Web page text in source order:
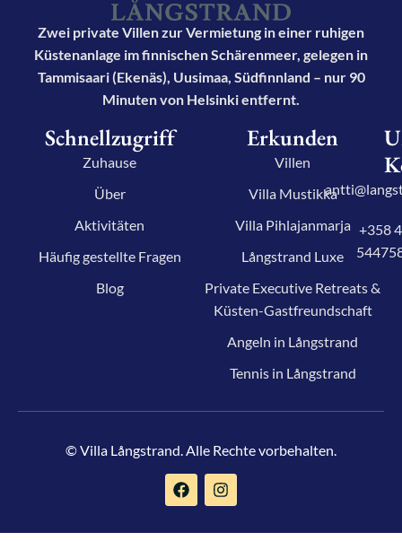
Zwei private Villen zur Vermietung in einer ruhigen
Küstenanlage im finnischen Schärenmeer, gelegen in
Tammisaari (Ekenäs), Uusimaa, Südfinnland – nur 90
Minuten von Helsinki entfernt.
Schnellzugriff
Zuhause
Über
Aktivitäten
Häufig gestellte Fragen
Blog
Erkunden
Villen
Villa Mustikka
Villa Pihlajanmarja
Långstrand Luxe
Private Executive Retreats &
Küsten-Gastfreundschaft
Angeln in Långstrand
Tennis in Långstrand
+358
© Villa Långstrand. Alle Rechte vorbehalten.